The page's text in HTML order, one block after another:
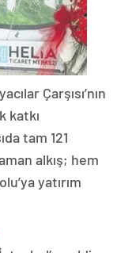
Çarşısı’nın
katkı
tam 121
alkış; hem
yatırım